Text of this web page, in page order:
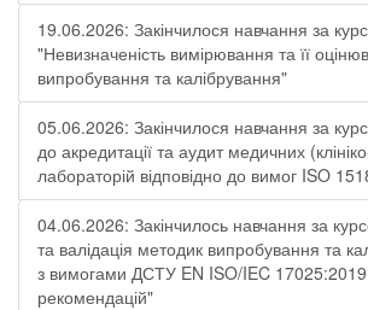
19.06.2026: Закінчилося навчання за
"Невизначеність вимірювання та її
випробування та калібрування"
05.06.2026: Закінчилося навчання за
до акредитації та аудит медичних
лабораторій відповідно до вимог ISO
04.06.2026: Закінчилось навчання за
та валідація методик випробування та
з вимогами ДСТУ EN ISO/IEC
рекомендацій"